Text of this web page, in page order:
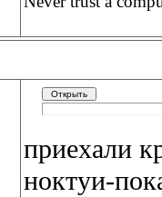
приехали
ноктуи-